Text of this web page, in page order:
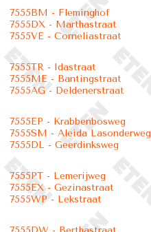
7555BM - Fleminghof
7555DX - Marthastraat
7555VE - Corneliastraat
7555TR - Idastraat
7555ME - Bantingstraat
7555AG - Deldenerstraat
7555EP - Krabbenbosweg
7555SM - Aleida Lasonderweg
7555DL - Geerdinksweg
7555PT - Lemerijweg
7555EX - Gezinastraat
7555WP - Lekstraat